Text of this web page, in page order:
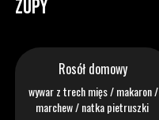
ZUPY
Rosół domowy
wywar z trech mięs / makaron /
marchew / natka pietruszki